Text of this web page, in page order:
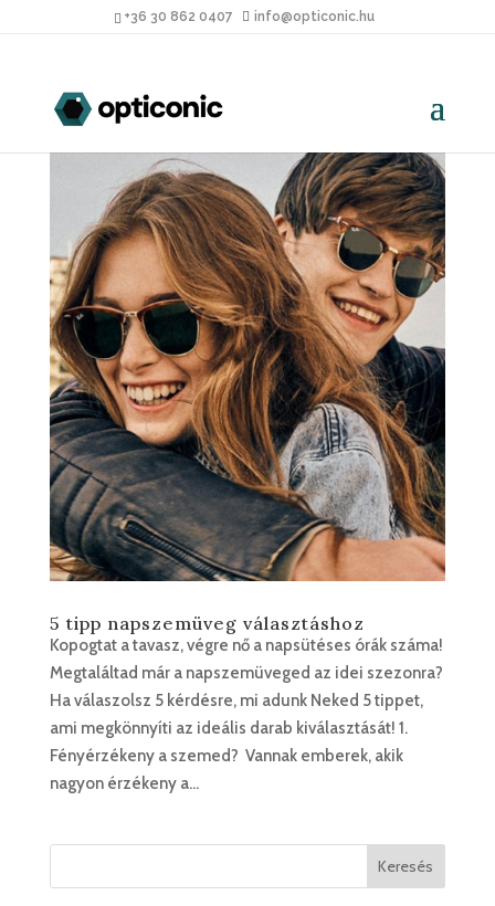
+36 30 862 0407 info@opticonic.hu
5 tipp napszemüveg választáshoz
Kopogtat a tavasz, végre nő a napsütéses órák száma!
Megtaláltad már a napszemüveged az idei szezonra?
Ha válaszolsz 5 kérdésre, mi adunk Neked 5 tippet,
ami megkönnyíti az ideális darab kiválasztását! 1.
Fényérzékeny a szemed? Vannak emberek, akik
nagyon érzékeny a...